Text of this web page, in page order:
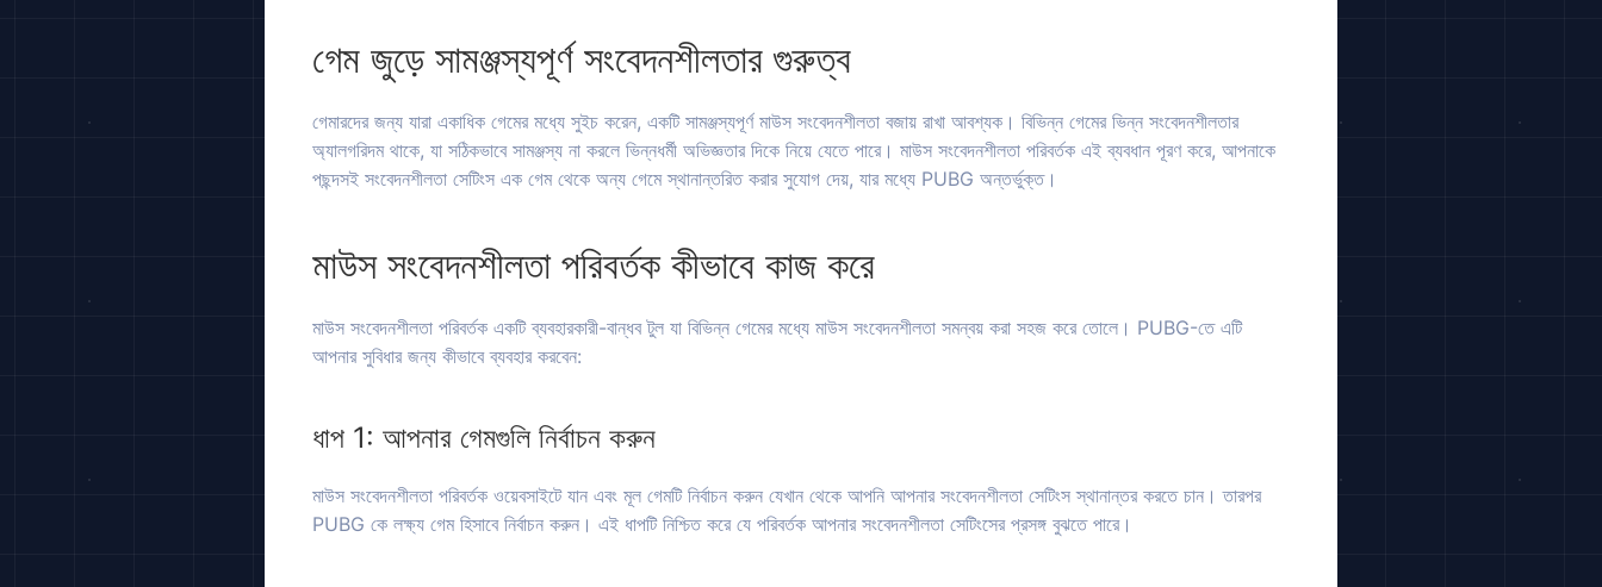
গেম জুড়ে সামঞ্জস্যপূর্ণ সংবেদনশীলতার গুরুত্ব
গেমারদের জন্য যারা একাধিক গেমের মধ্যে সুইচ করেন, একটি সামঞ্জস্যপূর্ণ মাউস সংবেদনশীলতা বজায় রাখা আবশ্যক। বিভিন্ন গেমের ভিন্ন সংবেদনশীলতার
অ্যালগরিদম থাকে, যা সঠিকভাবে সামঞ্জস্য না করলে ভিন্নধর্মী অভিজ্ঞতার দিকে নিয়ে যেতে পারে। মাউস সংবেদনশীলতা পরিবর্তক এই ব্যবধান পূরণ করে, আপনাকে
পছন্দসই সংবেদনশীলতা সেটিংস এক গেম থেকে অন্য গেমে স্থানান্তরিত করার সুযোগ দেয়, যার মধ্যে PUBG অন্তর্ভুক্ত।
মাউস সংবেদনশীলতা পরিবর্তক কীভাবে কাজ করে
মাউস সংবেদনশীলতা পরিবর্তক একটি ব্যবহারকারী-বান্ধব টুল যা বিভিন্ন গেমের মধ্যে মাউস সংবেদনশীলতা সমন্বয় করা সহজ করে তোলে। PUBG-তে এটি
আপনার সুবিধার জন্য কীভাবে ব্যবহার করবেন:
ধাপ 1: আপনার গেমগুলি নির্বাচন করুন
মাউস সংবেদনশীলতা পরিবর্তক ওয়েবসাইটে যান এবং মূল গেমটি নির্বাচন করুন যেখান থেকে আপনি আপনার সংবেদনশীলতা সেটিংস স্থানান্তর করতে চান। তারপর
PUBG কে লক্ষ্য গেম হিসাবে নির্বাচন করুন। এই ধাপটি নিশ্চিত করে যে পরিবর্তক আপনার সংবেদনশীলতা সেটিংসের প্রসঙ্গ বুঝতে পারে।